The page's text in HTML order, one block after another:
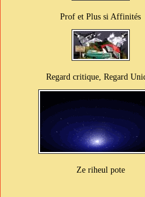
Prof et Plus si Affinités
Regard critique, Regard
Ze riheul pote